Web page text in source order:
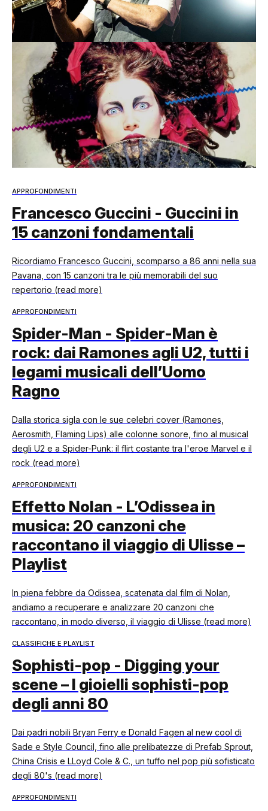
APPROFONDIMENTI
Francesco Guccini - Guccini in
15 canzoni fondamentali
Ricordiamo Francesco Guccini, scomparso a 86 anni nella sua
Pavana, con 15 canzoni tra le più memorabili del suo
repertorio (read more)
APPROFONDIMENTI
Spider-Man - Spider-Man è
rock: dai Ramones agli U2, tutti i
legami musicali dell’Uomo
Ragno
Dalla storica sigla con le sue celebri cover (Ramones,
Aerosmith, Flaming Lips) alle colonne sonore, fino al musical
degli U2 e a Spider-Punk: il flirt costante tra l'eroe Marvel e il
rock (read more)
APPROFONDIMENTI
Effetto Nolan - L’Odissea in
musica: 20 canzoni che
raccontano il viaggio di Ulisse –
Playlist
In piena febbre da Odissea, scatenata dal film di Nolan,
andiamo a recuperare e analizzare 20 canzoni che
raccontano, in modo diverso, il viaggio di Ulisse (read more)
CLASSIFICHE E PLAYLIST
Sophisti-pop - Digging your
scene – I gioielli sophisti-pop
degli anni 80
Dai padri nobili Bryan Ferry e Donald Fagen al new cool di
Sade e Style Council, fino alle prelibatezze di Prefab Sprout,
China Crisis e LLoyd Cole & C., un tuffo nel pop più sofisticato
degli 80's (read more)
APPROFONDIMENTI